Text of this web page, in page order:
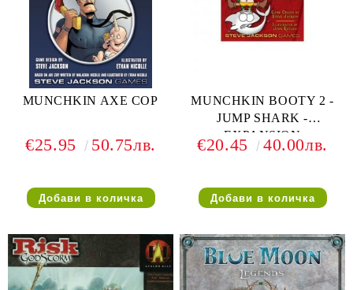
MUNCHKIN AXE COP
€25.95 50.75лв.
MUNCHKIN BOOTY 2 -
JUMP SHARK -
EXPANSION
€20.45 40.00лв.